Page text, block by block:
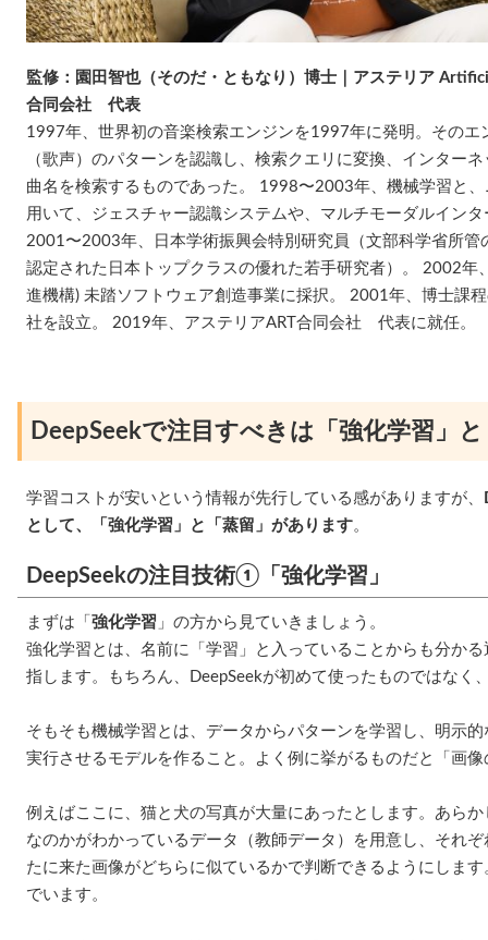
監修：園田智也（そのだ・ともなり）博士｜アステリア
合同会社 代表
1997年、世界初の音楽検索エンジンを1997年に発明。そのエ
（歌声）のパターンを認識し、検索クエリに変換、インター
曲名を検索するものであった。 1998〜2003年、機械学習と
用いて、ジェスチャー認識システムや、マルチモーダルイン
2001〜2003年、日本学術振興会特別研究員（文部科学省所管
認定された日本トップクラスの優れた若手研究者）。 2002
進機構) 未踏ソフトウェア創造事業に採択。 2001年、博士課
社を設立。 2019年、アステリアART合同会社 代表に就任。
DeepSeekで注目すべきは「強化学習」
学習コストが安いという情報が先行している感がありますが、
として、「強化学習」と「蒸留」があります。
DeepSeekの注目技術①「強化学習」
まずは「 強化学習 」の方から見ていきましょう。
強化学習とは、名前に「学習」と入っていることからも分か
指します。もちろん、DeepSeekが初めて使ったものではなく
そもそも機械学習とは、データからパターンを学習し、明示
実行させるモデルを作ること。よく例に挙がるものだと「画
例えばここに、猫と犬の写真が大量にあったとします。あら
なのかがわかっているデータ（教師データ）を用意し、それ
たに来た画像がどちらに似ているかで判断できるようにしま
でいます。